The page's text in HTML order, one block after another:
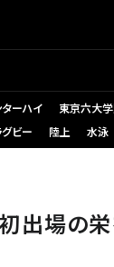
ターハイ
東京六大
グビー 陸上 水泳
場の栄